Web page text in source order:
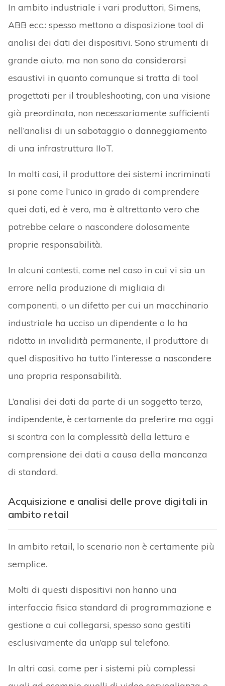
In ambito industriale i vari produttori, Simens,
ABB ecc.: spesso mettono a disposizione tool di
analisi dei dati dei dispositivi. Sono strumenti di
grande aiuto, ma non sono da considerarsi
esaustivi in quanto comunque si tratta di tool
progettati per il troubleshooting, con una visione
già preordinata, non necessariamente sufficienti
nell’analisi di un sabotaggio o danneggiamento
di una infrastruttura IIoT.
In molti casi, il produttore dei sistemi incriminati
si pone come l’unico in grado di comprendere
quei dati, ed è vero, ma è altrettanto vero che
potrebbe celare o nascondere dolosamente
proprie responsabilità.
In alcuni contesti, come nel caso in cui vi sia un
errore nella produzione di migliaia di
componenti, o un difetto per cui un macchinario
industriale ha ucciso un dipendente o lo ha
ridotto in invalidità permanente, il produttore di
quel dispositivo ha tutto l’interesse a nascondere
una propria responsabilità.
L’analisi dei dati da parte di un soggetto terzo,
indipendente, è certamente da preferire ma oggi
si scontra con la complessità della lettura e
comprensione dei dati a causa della mancanza
di standard.
Acquisizione e analisi delle prove digitali in
ambito retail
In ambito retail, lo scenario non è certamente più
semplice.
Molti di questi dispositivi non hanno una
interfaccia fisica standard di programmazione e
gestione a cui collegarsi, spesso sono gestiti
esclusivamente da un’app sul telefono.
In altri casi, come per i sistemi più complessi